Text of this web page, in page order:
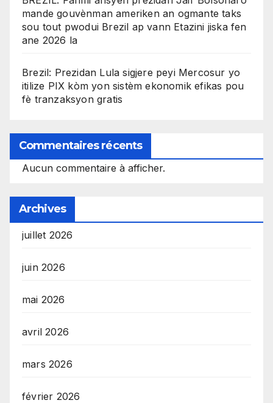
mande gouvènman ameriken an ogmante taks
sou tout pwodui Brezil ap vann Etazini jiska fen
ane 2026 la
Brezil: Prezidan Lula sigjere peyi Mercosur yo
itilize PIX kòm yon sistèm ekonomik efikas pou
fè tranzaksyon gratis
Commentaires récents
Aucun commentaire à afficher.
Archives
juillet 2026
juin 2026
mai 2026
avril 2026
mars 2026
février 2026